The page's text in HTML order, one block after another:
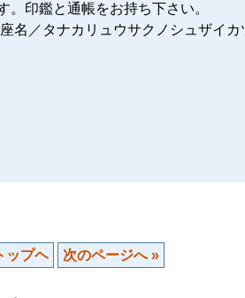
。印鑑と通帳をお持ち下さい。
／タナカリュウサクノシュザイカ
ップヘ 次のページへ »